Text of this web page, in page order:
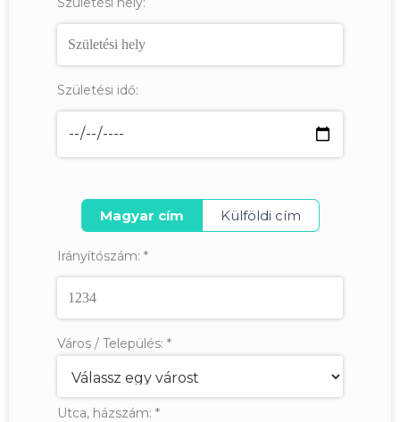
Születési idő:
Magyar cím Külföldi cím
Irányítószám: *
Város / Település: *
Utca, házszám: *